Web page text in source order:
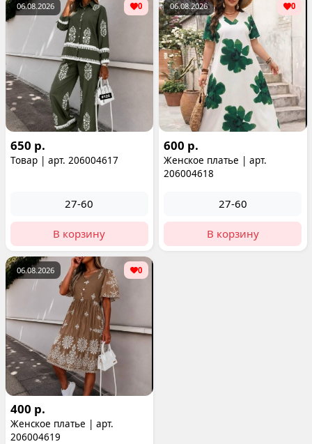
06.08.2026 0
650 р.
Товар | арт. 206004617
27-60
В корзину
06.08.2026 0
600 р.
Женское платье | арт.
206004618
27-60
В корзину
06.08.2026 0
400 р.
Женское платье | арт.
206004619